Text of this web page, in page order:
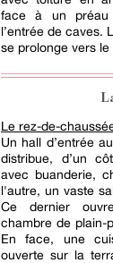
face à un
l’entrée de caves.
se prolonge vers le
Le rez-de-
Un hall d’entrée
distribue, d’un
avec buanderie,
l'autre, un vaste
Ce dernier
chambre de plain-
En face, une
ouverte sur la